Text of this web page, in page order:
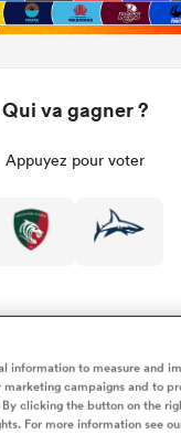
Qui va gagner ?
Appuyez pour voter
du match
information to measure and
marketing campaigns and to
clicking the button on the
For more information see